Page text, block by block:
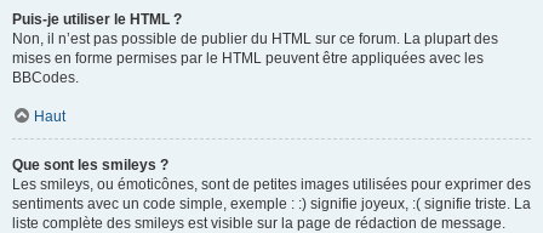
Puis-je utiliser le HTML ?
Non, il n’est pas possible de publier du HTML sur ce forum. La plupart des
mises en forme permises par le HTML peuvent être appliquées avec les
BBCodes.
Haut
Que sont les smileys ?
Les smileys, ou émoticônes, sont de petites images utilisées pour exprimer des
sentiments avec un code simple, exemple : :) signifie joyeux, :( signifie triste. La
liste complète des smileys est visible sur la page de rédaction de message.